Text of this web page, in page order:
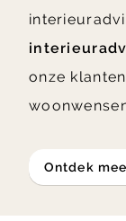
onze
ontdek